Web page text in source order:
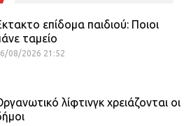
επίδομα παιδιού: Ποιοι
ταμείο
08/2026 21:52
λίφτινγκ χρειάζονται οι